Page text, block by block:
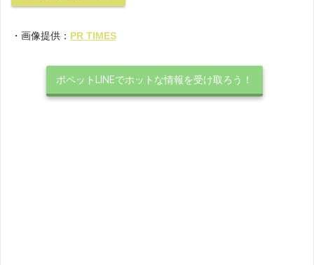
・画像提供： PR TIMES
ポペットLINEでホットな情報を受け取ろう！